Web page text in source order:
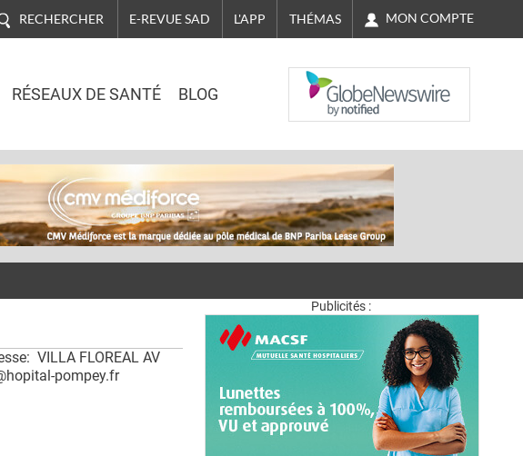
RECHERCHER E-REVUE SAD L'APP THÉMAS MON COMPTE
RÉSEAUX DE SANTÉ BLOG
NASDAQ
VILLA FLOREAL AV
pompey.fr
Publicités :